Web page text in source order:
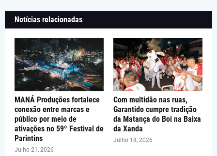
Notícias relacionadas
MANÁ Produções fortalece
conexão entre marcas e
público por meio de
ativações no 59º Festival de
Parintins
Julho 21, 2026
Com multidão nas ruas,
Garantido cumpre tradição
da Matança do Boi na Baixa
da Xanda
Julho 18, 2026